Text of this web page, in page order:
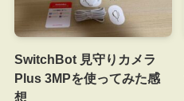
SwitchBot 見守りカメラ
Plus 3MPを使ってみた感
想